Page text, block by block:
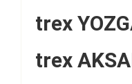
trex
trex